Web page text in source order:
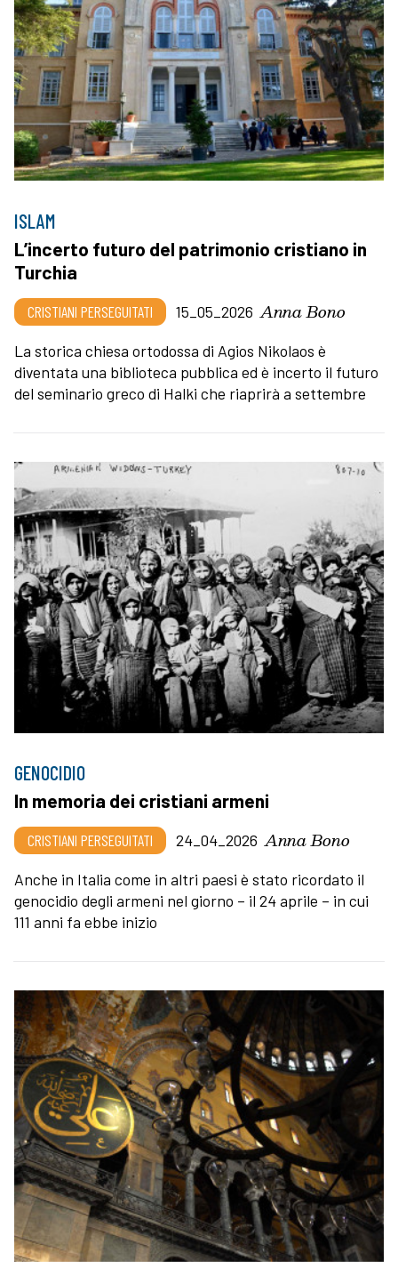
ISLAM
L’incerto futuro del patrimonio cristiano in
Turchia
CRISTIANI PERSEGUITATI 15_05_2026 Anna Bono
La storica chiesa ortodossa di Agios Nikolaos è
diventata una biblioteca pubblica ed è incerto il futuro
del seminario greco di Halki che riaprirà a settembre
GENOCIDIO
In memoria dei cristiani armeni
CRISTIANI PERSEGUITATI 24_04_2026 Anna Bono
Anche in Italia come in altri paesi è stato ricordato il
genocidio degli armeni nel giorno – il 24 aprile – in cui
111 anni fa ebbe inizio